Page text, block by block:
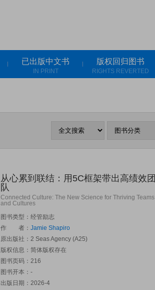
已出版中文书
IN PRINT
版权回归图书
RIGHTS REVERTED
从心累到联结：用5C框架带出高绩效团
队
Connected Culture: The New Science for Thriving Teams
and Cultures
图书类型：经管励志
作 者： Jamie Shapiro
原出版社： 2 Seas Agency (A25)
版权信息：简体版权存在
图书页码：216
图书开本：-
出版日期：2026-4